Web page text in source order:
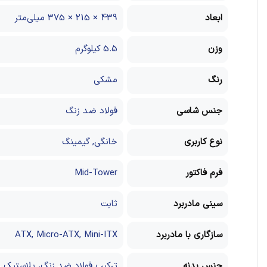
ابعاد 439 × 215 × 375 میلی‌متر
وزن 5.5 کیلوگرم
رنگ مشکی
جنس شاسی فولاد ضد زنگ
نوع کاربری خانگی, گیمینگ
فرم فاکتور Mid-Tower
سینی مادربرد ثابت
سازگاری با مادربرد ATX, Micro-ATX, Mini-ITX